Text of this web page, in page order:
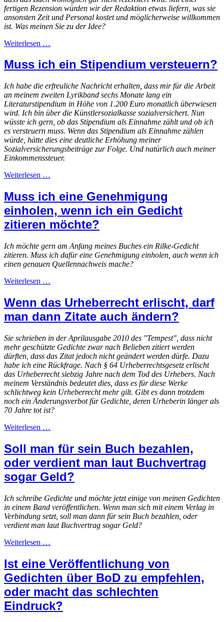
fertigen Rezension würden wir der Redaktion etwas liefern, was sie
ansonsten Zeit und Personal kostet und möglicherweise willkommen
ist. Was meinen Sie zu der Idee?
Weiterlesen …
Muss ich ein Stipendium versteuern?
Ich habe die erfreuliche Nachricht erhalten, dass mir für die Arbeit
an meinem zweiten Lyrikband sechs Monate lang ein
Literaturstipendium in Höhe von 1.200 Euro monatlich überwiesen
wird. Ich bin über die Künstlersozialkasse sozialversichert. Nun
wüsste ich gern, ob das Stipendium als Einnahme zählt und ob ich
es versteuern muss. Wenn das Stipendium als Einnahme zählen
würde, hätte dies eine deutliche Erhöhung meiner
Sozialversicherungsbeiträge zur Folge. Und natürlich auch meiner
Einkommenssteuer.
Weiterlesen …
Muss ich eine Genehmigung
einholen, wenn ich ein Gedicht
zitieren möchte?
Ich möchte gern am Anfang meines Buches ein Rilke-Gedicht
zitieren. Muss ich dafür eine Genehmigung einholen, auch wenn ich
einen genauen Quellennachweis mache?
Weiterlesen …
Wenn das Urheberrecht erlischt, darf
man dann Zitate auch ändern?
Sie schrieben in der Aprilausgabe 2010 des "Tempest", dass nicht
mehr geschützte Gedichte zwar nach Belieben zitiert werden
dürften, dass das Zitat jedoch nicht geändert werden dürfe. Dazu
habe ich eine Rückfrage. Nach § 64 Urheberrechtsgesetz erlischt
das Urheberrecht siebzig Jahre nach dem Tod des Urhebers. Nach
meinem Verständnis bedeutet dies, dass es für diese Werke
schlichtweg kein Urheberrecht mehr gilt. Gibt es dann trotzdem
noch ein Änderungsverbot für Gedichte, deren Urheberin länger als
70 Jahre tot ist?
Weiterlesen …
Soll man für sein Buch bezahlen,
oder verdient man laut Buchvertrag
sogar Geld?
Ich schreibe Gedichte und möchte jetzt einige von meinen Gedichten
in einem Band veröffentlichen. Wenn man sich mit einem Verlag in
Verbindung setzt, soll man dann für sein Buch bezahlen, oder
verdient man laut Buchvertrag sogar Geld?
Weiterlesen …
Ist eine Veröffentlichung von
Gedichten über BoD zu empfehlen,
oder macht das schlechten
Eindruck?